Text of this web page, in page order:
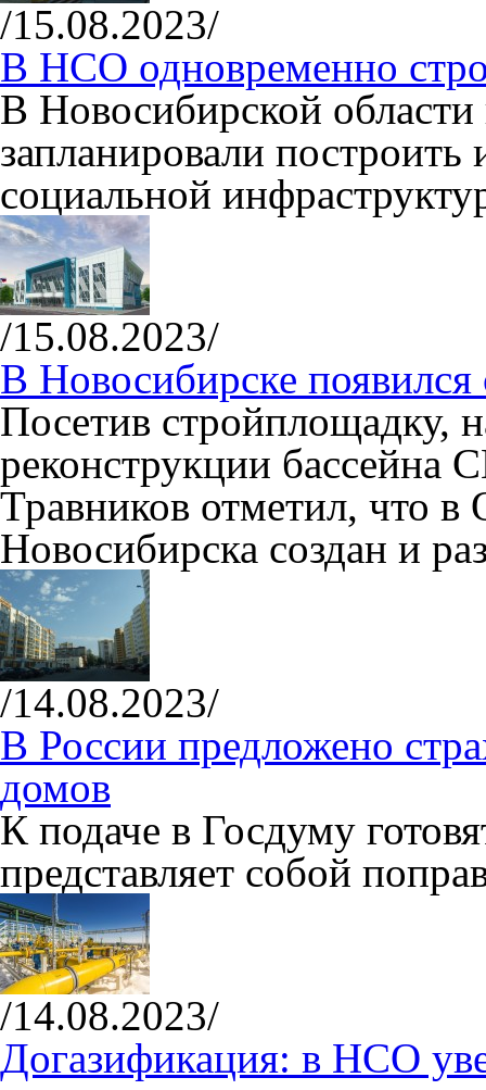
/15.08.2023/
В НСО одновременно
В Новосибирской области
запланировали
социальной
/15.08.2023/
В Новосибирске появился
Посетив стройплощадку,
реконструкции бассейна
Травников отметил, что в
Новосибирска создан и
/14.08.2023/
В России предложено
домов
К подаче в Госдуму
представляет собой
/14.08.2023/
Догазификация: в НСО